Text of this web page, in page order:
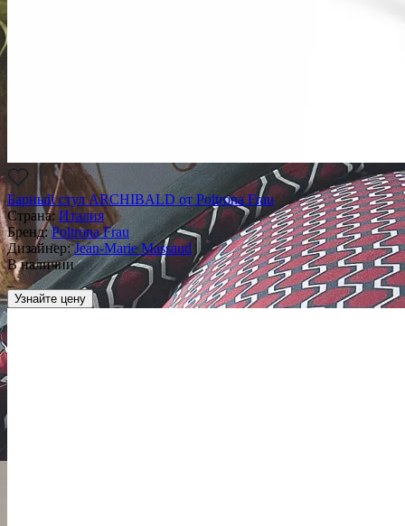
Барный стул ARCHIBALD от Poltrona Frau
Страна: Италия
Бренд: Poltrona Frau
Дизайнер: Jean-Marie Massaud
В наличии
_
Узнайте цену